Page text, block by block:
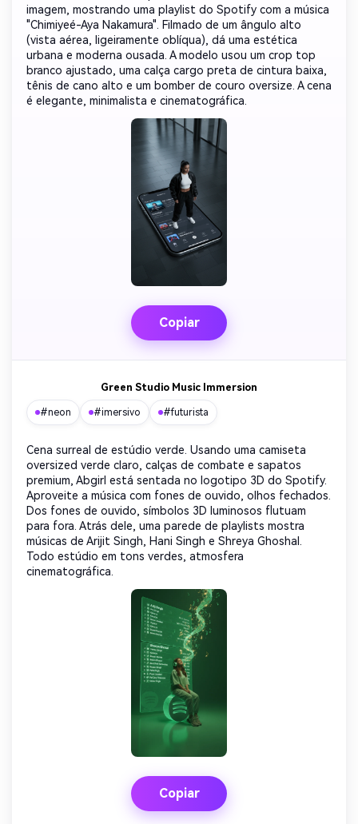
imagem, mostrando uma playlist do Spotify com a música
"Chimiyeé-Aya Nakamura". Filmado de um ângulo alto
(vista aérea, ligeiramente oblíqua), dá uma estética
urbana e moderna ousada. A modelo usou um crop top
branco ajustado, uma calça cargo preta de cintura baixa,
tênis de cano alto e um bomber de couro oversize. A cena
é elegante, minimalista e cinematográfica.
Copiar
Green Studio Music Immersion
#neon #imersivo #futurista
Cena surreal de estúdio verde. Usando uma camiseta
oversized verde claro, calças de combate e sapatos
premium, Abgirl está sentada no logotipo 3D do Spotify.
Aproveite a música com fones de ouvido, olhos fechados.
Dos fones de ouvido, símbolos 3D luminosos flutuam
para fora. Atrás dele, uma parede de playlists mostra
músicas de Arijit Singh, Hani Singh e Shreya Ghoshal.
Todo estúdio em tons verdes, atmosfera
cinematográfica.
Copiar